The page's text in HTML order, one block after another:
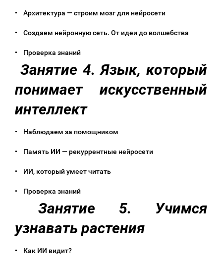
• Архитектура — строим мозг для нейросети
• Создаем нейронную сеть. От идеи до волшебства
• Проверка знаний
Занятие 4. Язык, который
понимает искусственный
интеллект
• Наблюдаем за помощником
• Память ИИ — рекуррентные нейросети
• ИИ, который умеет читать
• Проверка знаний
Занятие 5. Учимся
узнавать растения
• Как ИИ видит?